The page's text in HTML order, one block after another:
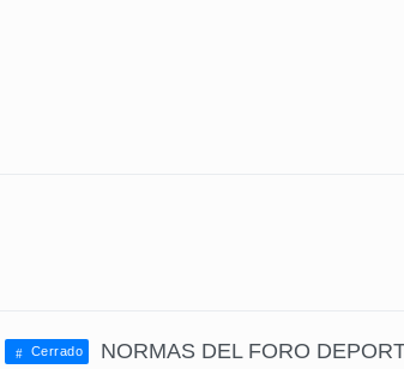
Cerrado
NORMAS DEL FORO